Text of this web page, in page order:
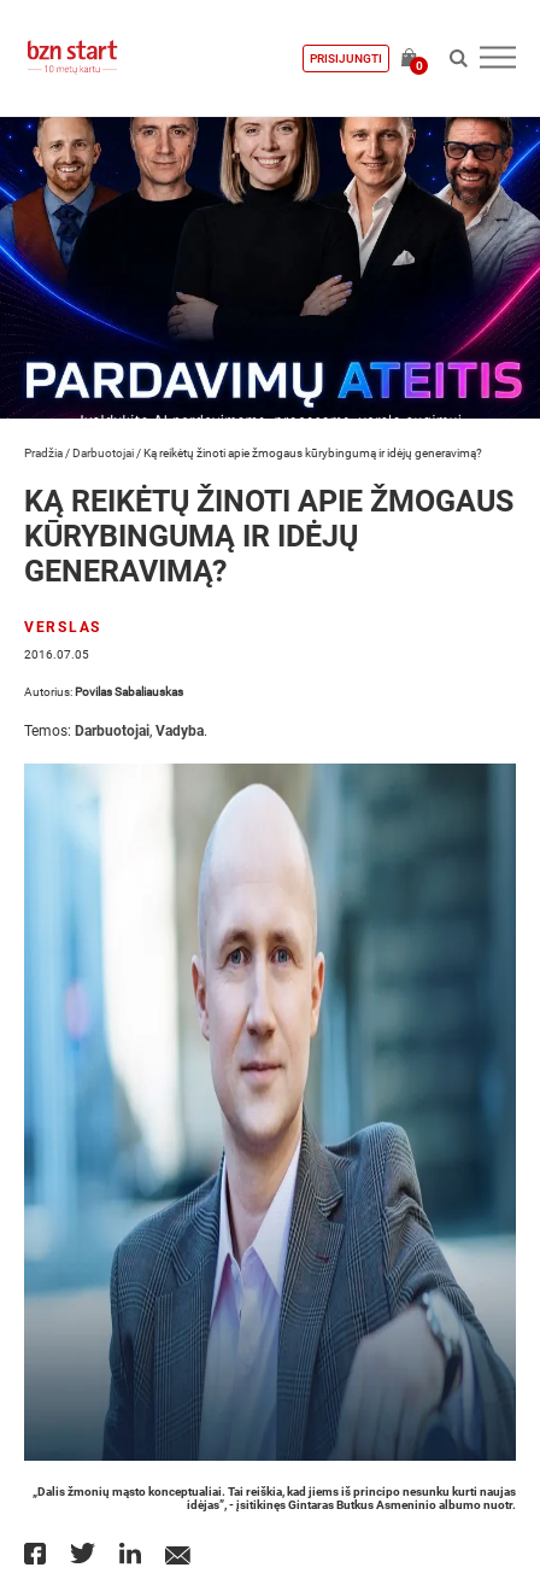
PRISIJUNGTI
0
Pradžia /Darbuotojai /Ką reikėtų žinoti apie žmogaus kūrybingumą ir idėjų generavimą?
KĄ REIKĖTŲ ŽINOTI APIE ŽMOGAUS
KŪRYBINGUMĄ IR IDĖJŲ
GENERAVIMĄ?
VERSLAS
2016.07.05
Autorius: Povilas Sabaliauskas
Temos: Darbuotojai, Vadyba.
„Dalis žmonių mąsto konceptualiai. Tai reiškia, kad jiems iš principo nesunku kurti naujas
idėjas”, - įsitikinęs Gintaras Butkus Asmeninio albumo nuotr.